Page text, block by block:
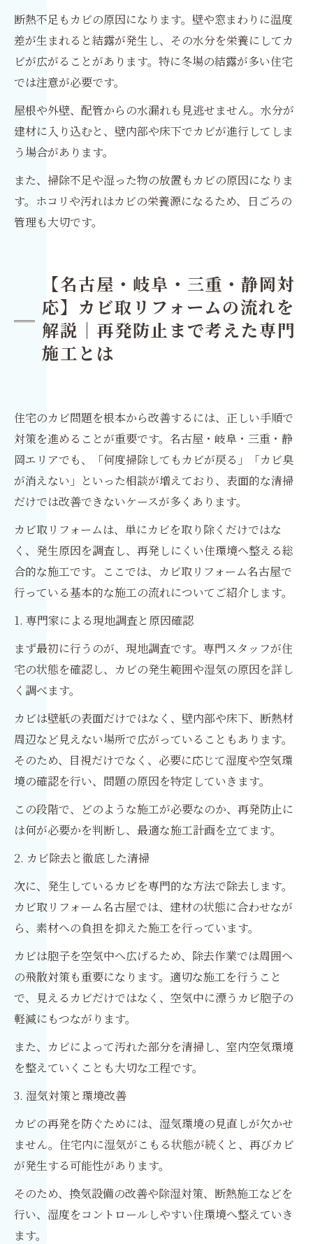
断熱不足もカビの原因になります。壁や窓まわりに温度
差が生まれると結露が発生し、その水分を栄養にしてカ
ビが広がることがあります。特に冬場の結露が多い住宅
では注意が必要です。
屋根や外壁、配管からの水漏れも見逃せません。水分が
建材に入り込むと、壁内部や床下でカビが進行してしま
う場合があります。
また、掃除不足や湿った物の放置もカビの原因になりま
す。ホコリや汚れはカビの栄養源になるため、日ごろの
管理も大切です。
【名古屋・岐阜・三重・静岡対
応】カビ取リフォームの流れを
解説｜再発防止まで考えた専門
施工とは
住宅のカビ問題を根本から改善するには、正しい手順で
対策を進めることが重要です。名古屋・岐阜・三重・静
岡エリアでも、「何度掃除してもカビが戻る」「カビ臭
が消えない」といった相談が増えており、表面的な清掃
だけでは改善できないケースが多くあります。
カビ取リフォームは、単にカビを取り除くだけではな
く、発生原因を調査し、再発しにくい住環境へ整える総
合的な施工です。ここでは、カビ取リフォーム名古屋で
行っている基本的な施工の流れについてご紹介します。
1. 専門家による現地調査と原因確認
まず最初に行うのが、現地調査です。専門スタッフが住
宅の状態を確認し、カビの発生範囲や湿気の原因を詳し
く調べます。
カビは壁紙の表面だけではなく、壁内部や床下、断熱材
周辺など見えない場所で広がっていることもあります。
そのため、目視だけでなく、必要に応じて湿度や空気環
境の確認を行い、問題の原因を特定していきます。
この段階で、どのような施工が必要なのか、再発防止に
は何が必要かを判断し、最適な施工計画を立てます。
2. カビ除去と徹底した清掃
次に、発生しているカビを専門的な方法で除去します。
カビ取リフォーム名古屋では、建材の状態に合わせなが
ら、素材への負担を抑えた施工を行っています。
カビは胞子を空気中へ広げるため、除去作業では周囲へ
の飛散対策も重要になります。適切な施工を行うこと
で、見えるカビだけではなく、空気中に漂うカビ胞子の
軽減にもつながります。
また、カビによって汚れた部分を清掃し、室内空気環境
を整えていくことも大切な工程です。
3. 湿気対策と環境改善
カビの再発を防ぐためには、湿気環境の見直しが欠かせ
ません。住宅内に湿気がこもる状態が続くと、再びカビ
が発生する可能性があります。
そのため、換気設備の改善や除湿対策、断熱施工などを
行い、湿度をコントロールしやすい住環境へ整えていき
ます。